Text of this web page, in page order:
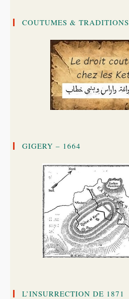
COUTUMES & TRADITIONS
GIGERY – 1664
L’INSURRECTION DE 1871